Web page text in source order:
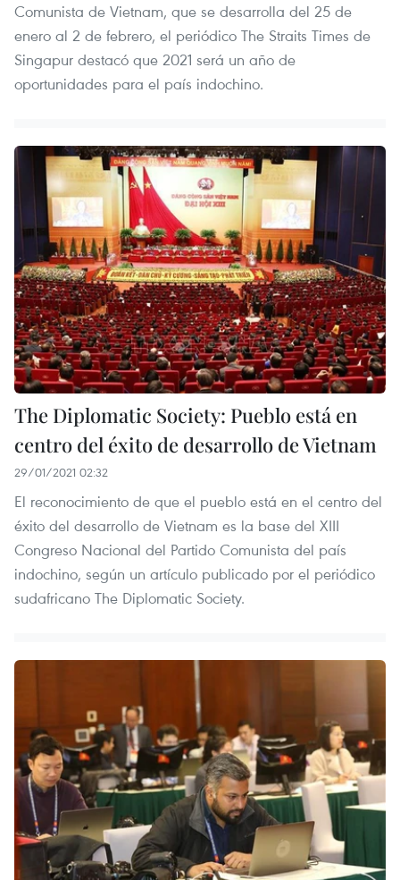
Comunista de Vietnam, que se desarrolla del 25 de
enero al 2 de febrero, el periódico The Straits Times de
Singapur destacó que 2021 será un año de
oportunidades para el país indochino.
The Diplomatic Society: Pueblo está en
centro del éxito de desarrollo de Vietnam
29/01/2021 02:32
El reconocimiento de que el pueblo está en el centro del
éxito del desarrollo de Vietnam es la base del XIII
Congreso Nacional del Partido Comunista del país
indochino, según un artículo publicado por el periódico
sudafricano The Diplomatic Society.